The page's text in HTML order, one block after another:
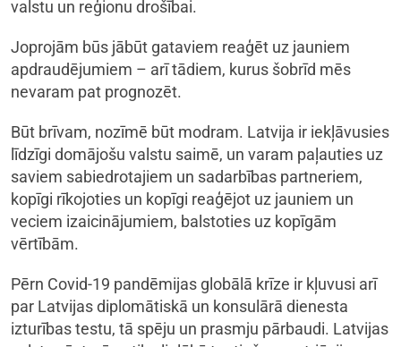
valstu un reģionu drošībai.
Joprojām būs jābūt gataviem reaģēt uz jauniem
apdraudējumiem – arī tādiem, kurus šobrīd mēs
nevaram pat prognozēt.
Būt brīvam, nozīmē būt modram. Latvija ir iekļāvusies
līdzīgi domājošu valstu saimē, un varam paļauties uz
saviem sabiedrotajiem un sadarbības partneriem,
kopīgi rīkojoties un kopīgi reaģējot uz jauniem un
veciem izaicinājumiem, balstoties uz kopīgām
vērtībām.
Pērn Covid-19 pandēmijas globālā krīze ir kļuvusi arī
par Latvijas diplomātiskā un konsulārā dienesta
izturības testu, tā spēju un prasmju pārbaudi. Latvijas